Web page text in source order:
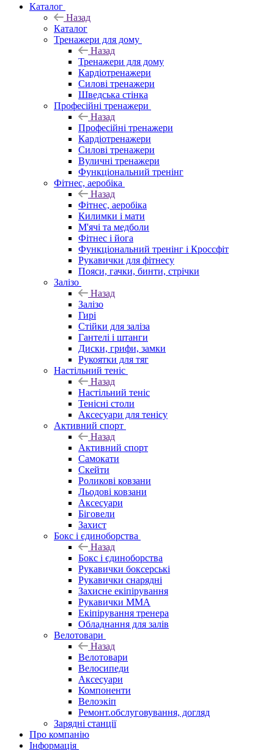
Каталог
Назад
Каталог
Тренажери для дому
Назад
Тренажери для дому
Кардіотренажери
Силові тренажери
Шведська стінка
Професійні тренажери
Назад
Професійні тренажери
Кардіотренажери
Силові тренажери
Вуличні тренажери
Функціональний тренінг
Фітнес, аеробіка
Назад
Фітнес, аеробіка
Килимки і мати
М'ячі та медболи
Фітнес і йога
Функціональний тренінг і Кроссфіт
Рукавички для фітнесу
Пояси, гачки, бинти, стрічки
Залізо
Назад
Залізо
Гирі
Стійки для заліза
Гантелі і штанги
Диски, грифи, замки
Рукоятки для тяг
Настільний теніс
Назад
Настільний теніс
Тенісні столи
Аксесуари для тенісу
Активний спорт
Назад
Активний спорт
Самокати
Скейти
Роликові ковзани
Льодові ковзани
Аксесуари
Біговели
Захист
Бокс і єдиноборства
Назад
Бокс і єдиноборства
Рукавички боксерські
Рукавички снарядні
Захисне екіпірування
Рукавички ММА
Екіпірування тренера
Обладнання для залів
Велотовари
Назад
Велотовари
Велосипеди
Аксесуари
Компоненти
Велоэкіп
Ремонт.обслуговування, догляд
Зарядні станції
Про компанію
Інформація